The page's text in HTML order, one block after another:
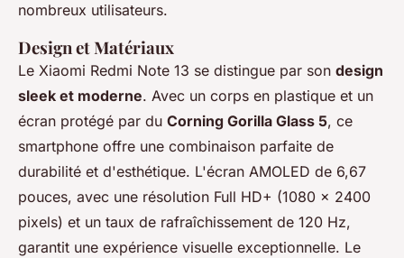
nombreux utilisateurs.
Design et Matériaux
Le Xiaomi Redmi Note 13 se distingue par son design
sleek et moderne. Avec un corps en plastique et un
écran protégé par du Corning Gorilla Glass 5, ce
smartphone offre une combinaison parfaite de
durabilité et d'esthétique. L'écran AMOLED de 6,67
pouces, avec une résolution Full HD+ (1080 x 2400
pixels) et un taux de rafraîchissement de 120 Hz,
garantit une expérience visuelle exceptionnelle. Le